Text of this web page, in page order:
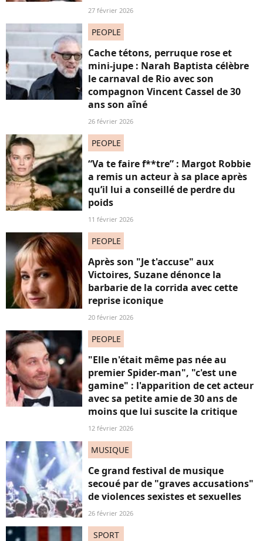
27 février 2026
PEOPLE
Cache tétons, perruque rose et
mini-jupe : Narah Baptista célèbre
le carnaval de Rio avec son
compagnon Vincent Cassel de 30
ans son aîné
26 février 2026
PEOPLE
“Va te faire f**tre” : Margot Robbie
a remis un acteur à sa place après
qu’il lui a conseillé de perdre du
poids
11 février 2026
PEOPLE
Après son "Je t'accuse" aux
Victoires, Suzane dénonce la
barbarie de la corrida avec cette
reprise iconique
20 février 2026
PEOPLE
"Elle n'était même pas née au
premier Spider-man", "c'est une
gamine" : l'apparition de cet acteur
avec sa petite amie de 30 ans de
moins que lui suscite la critique
12 février 2026
MUSIQUE
Ce grand festival de musique
secoué par de "graves accusations"
de violences sexistes et sexuelles
26 février 2026
SPORT